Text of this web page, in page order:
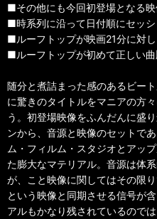
■その他にも今回初登場となる映
■時系列に沿って日付順にセッ
■ルーフトップが映画21分に対
■ルーフトップが初めて正しい
随分と煮詰まった感のあるビー
に驚きのタイトルをマニアの方
う。初登場映像をふんだんに盛
ンから、音源と映像のセットで
ム・フィルム・スタジオとアッ
た膨大なマテリアル。音源は体
が、こと映像に関してはその限
という映像と同期させる信号が
アルもかなり残されているので